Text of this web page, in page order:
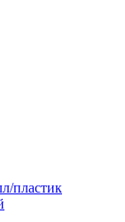
пластик